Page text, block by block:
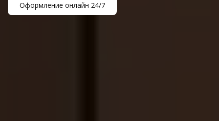
Оформление онлайн 24/7